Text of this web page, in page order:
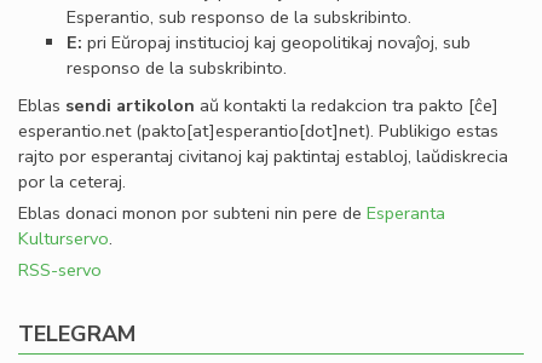
Esperantio, sub responso de la subskribinto.
E: pri Eŭropaj institucioj kaj geopolitikaj novaĵoj, sub
responso de la subskribinto.
Eblas sendi artikolon aŭ kontakti la redakcion tra pakto [ĉe]
esperantio.net(pakto[at]esperantio[dot]net). Publikigo estas
rajto por esperantaj civitanoj kaj paktintaj establoj, laŭdiskrecia
por la ceteraj.
Eblas donaci monon por subteni nin pere de Esperanta
Kulturservo.
RSS-servo
TELEGRAM